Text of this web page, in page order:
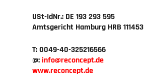
USt-IdNr.: DE 193 293 595
Amtsgericht Hamburg HRB 111453
T: 0049-40-325216566
@: info reconcept.de
www.reconcept.de